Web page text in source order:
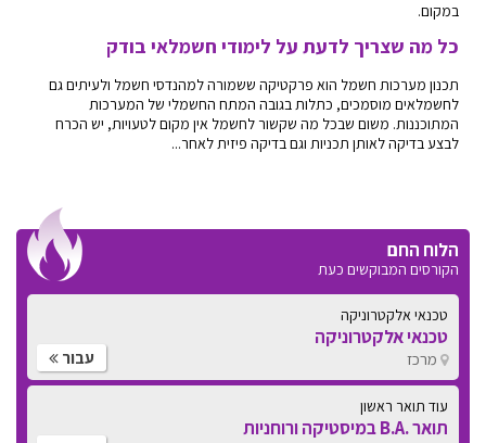
במקום.
כל מה שצריך לדעת על לימודי חשמלאי בודק
תכנון מערכות חשמל הוא פרקטיקה ששמורה למהנדסי חשמל ולעיתים גם
לחשמלאים מוסמכים, כתלות בגובה המתח החשמלי של המערכות
המתוכננות. משום שבכל מה שקשור לחשמל אין מקום לטעויות, יש הכרח
לבצע בדיקה לאותן תכניות וגם בדיקה פיזית לאחר...
הלוח החם
הקורסים המבוקשים כעת
טכנאי אלקטרוניקה
טכנאי אלקטרוניקה
מרכז עבור
עוד תואר ראשון
תואר .B.A במיסטיקה ורוחניות